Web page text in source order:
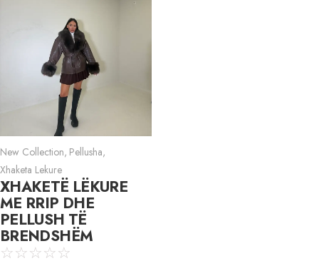
New Collection, Pellusha,
Xhaketa Lekure
XHAKETË LËKURE
ME RRIP DHE
PELLUSH TË
BRENDSHËM
☆☆☆☆☆